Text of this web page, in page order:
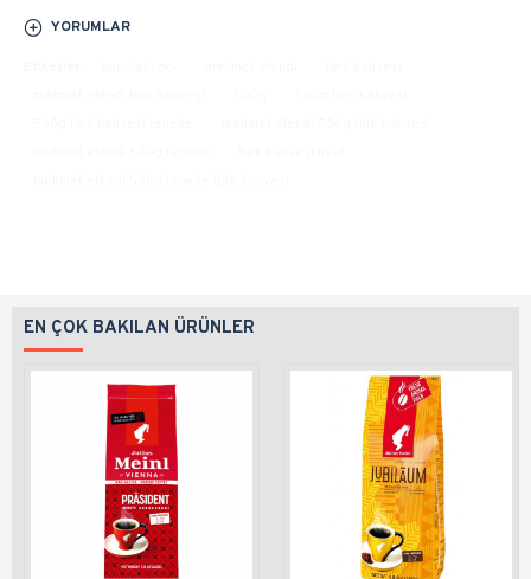
YORUMLAR
EN ÇOK BAKILAN ÜRÜNLER